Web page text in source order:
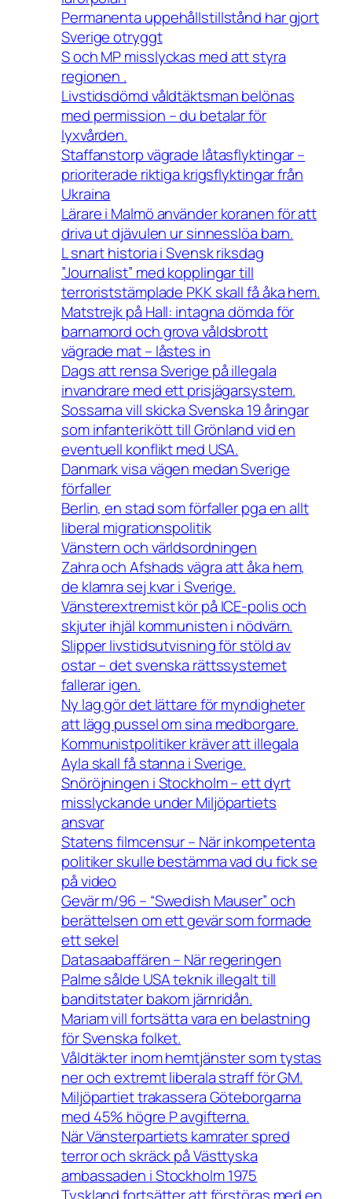
Permanenta uppehållstillstånd har gjort
Sverige otryggt
S och MP misslyckas med att styra
regionen .
Livstidsdömd våldtäktsman belönas
med permission – du betalar för
lyxvården.
Staffanstorp vägrade låtasflyktingar –
prioriterade riktiga krigsflyktingar från
Ukraina
Lärare i Malmö använder koranen för att
driva ut djävulen ur sinnesslöa barn.
L snart historia i Svensk riksdag
”Journalist” med kopplingar till
terroriststämplade PKK skall få åka hem.
Matstrejk på Hall: intagna dömda för
barnamord och grova våldsbrott
vägrade mat – låstes in
Dags att rensa Sverige på illegala
invandrare med ett prisjägarsystem.
Sossarna vill skicka Svenska 19 åringar
som infanterikött till Grönland vid en
eventuell konflikt med USA.
Danmark visa vägen medan Sverige
förfaller
Berlin, en stad som förfaller pga en allt
liberal migrationspolitik
Vänstern och världsordningen
Zahra och Afshads vägra att åka hem,
de klamra sej kvar i Sverige.
Vänsterextremist kör på ICE-polis och
skjuter ihjäl kommunisten i nödvärn.
Slipper livstidsutvisning för stöld av
ostar – det svenska rättssystemet
fallerar igen.
Ny lag gör det lättare för myndigheter
att lägg pussel om sina medborgare.
Kommunistpolitiker kräver att illegala
Ayla skall få stanna i Sverige.
Snöröjningen i Stockholm – ett dyrt
misslyckande under Miljöpartiets
ansvar
Statens filmcensur – När inkompetenta
politiker skulle bestämma vad du fick se
på video
Gevär m/96 – “Swedish Mauser” och
berättelsen om ett gevär som formade
ett sekel
Datasaabaffären – När regeringen
Palme sålde USA teknik illegalt till
banditstater bakom järnridån.
Mariam vill fortsätta vara en belastning
för Svenska folket.
Våldtäkter inom hemtjänster som tystas
ner och extremt liberala straff för GM.
Miljöpartiet trakassera Göteborgarna
med 45% högre P avgifterna.
När Vänsterpartiets kamrater spred
terror och skräck på Västtyska
ambassaden i Stockholm 1975